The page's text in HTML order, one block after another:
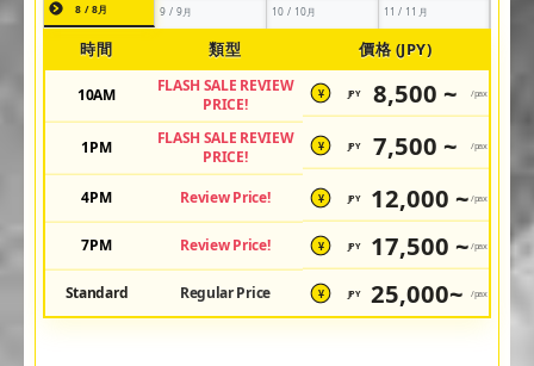
8 / 8月 9 / 9月 10 / 10月 11 / 11月
時間 類型 價格 (JPY)
10AM
FLASH SALE REVIEW
PRICE!
¥ JPY 8,500 ~ /pax
1PM
FLASH SALE REVIEW
PRICE!
¥ JPY 7,500 ~ /pax
4PM Review Price! ¥ JPY 12,000 ~ /pax
7PM Review Price! ¥ JPY 17,500 ~ /pax
Standard Regular Price ¥ JPY 25,000~ /pax